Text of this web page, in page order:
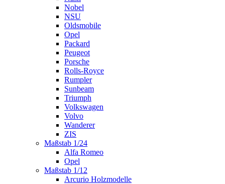
Nobel
NSU
Oldsmobile
Opel
Packard
Peugeot
Porsche
Rolls-Royce
Rumpler
Sunbeam
Triumph
Volkswagen
Volvo
Wanderer
ZIS
Maßstab 1/24
Alfa Romeo
Opel
Maßstab 1/12
Arcurio Holzmodelle